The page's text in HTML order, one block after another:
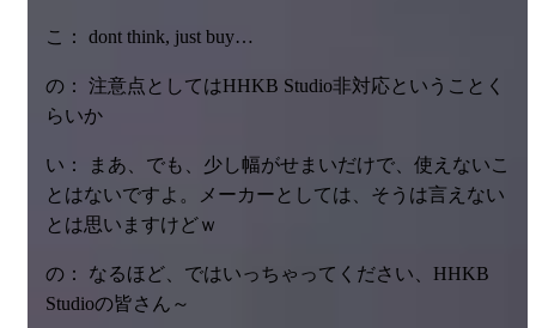
こ： dont think, just buy…
の： 注意点としてはHHKB Studio非対応ということく
らいか
い： まあ、でも、少し幅がせまいだけで、使えないこ
とはないですよ。メーカーとしては、そうは言えない
とは思いますけどｗ
の： なるほど、ではいっちゃってください、HHKB
Studioの皆さん～